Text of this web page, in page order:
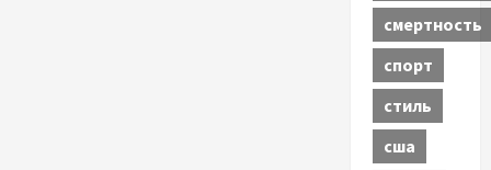
смертность
спорт
стиль
сша